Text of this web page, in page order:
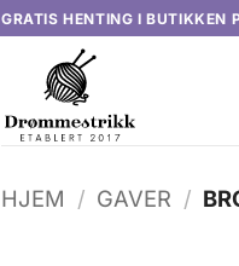
GRATIS HENTING I BUTIKKEN
HJEM / GAVER /